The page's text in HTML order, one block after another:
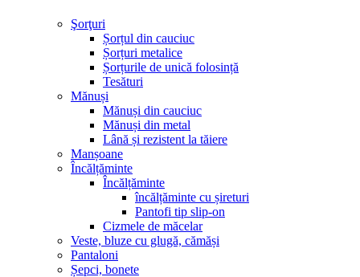
Şorţuri
Șorțul din cauciuc
Șorțuri metalice
Șorțurile de unică folosință
Tesături
Mănuși
Mănuși din cauciuc
Mănuși din metal
Lână și rezistent la tăiere
Manșoane
Încălțăminte
Încălțăminte
încălțăminte cu șireturi
Pantofi tip slip-on
Cizmele de măcelar
Veste, bluze cu glugă, cămăși
Pantaloni
Șepci, bonete